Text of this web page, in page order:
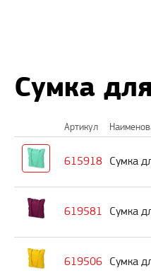
Сумка
Артикул
615918 Сумка
619581 Сумка
619506 Сумка